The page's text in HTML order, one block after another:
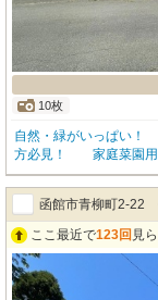
10枚
自然・緑がいっぱい
方必見！ 家庭菜園用
函館市青柳町2-22
ここ最近で123回 見ら